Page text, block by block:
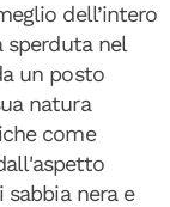
dell’intero
sperduta nel
un posto
natura
come
sabbia nera e